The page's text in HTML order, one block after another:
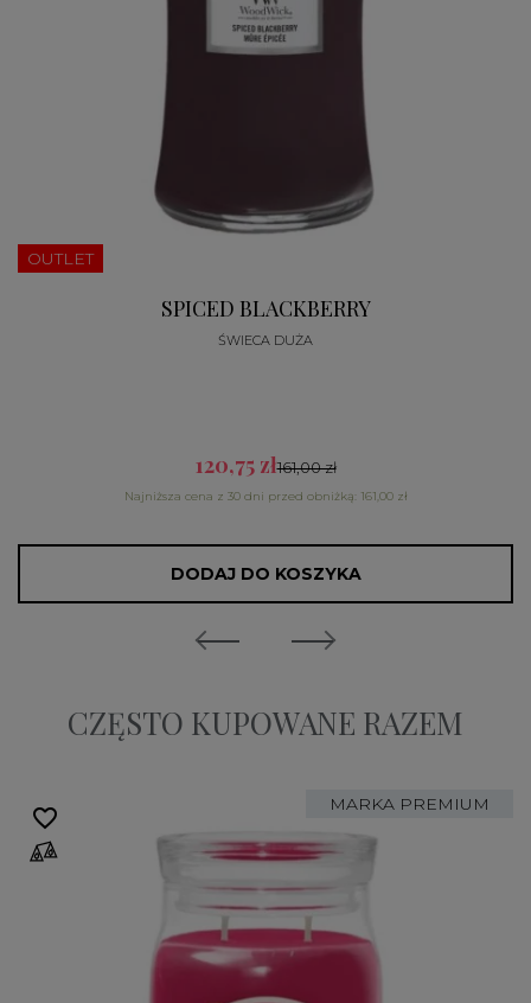
OUTLET
SPICED BLACKBERRY
ŚWIECA DUŻA
120,75 zł161,00 zł
Najniższa cena z 30 dni przed obniżką: 161,00 zł
DODAJ DO KOSZYKA
CZĘSTO KUPOWANE RAZEM
MARKA PREMIUM
favorite_border